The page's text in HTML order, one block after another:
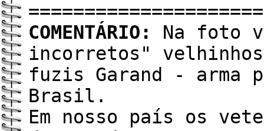
COMENTÁRIO:
Na foto
incorretos"
fuzis Garand - arma
Brasil.
Em nosso país os